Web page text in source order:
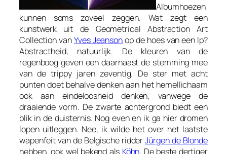
Albumhoezen
kunnen soms zoveel zeggen. Wat zegt een
kunstwerk uit de Geometrical Abstraction Art
Collection vanYves Jeansonop de hoes van een lp?
Abstractheid, natuurlijk. De kleuren van de
regenboog geven een daarnaast de stemming mee
van de trippy jaren zeventig. De ster met acht
punten doet behalve denken aan het hemellichaam
ook aan eindeloosheid denken, vanwege de
draaiende vorm. De zwarte achtergrond biedt een
blik in de duisternis. Nog even en ik ga hier dromen
lopen uitleggen. Nee, ik wilde het over het laatste
wapenfeit van de Belgische ridderJürgen de Blonde
hebben, ook wel bekend als Köhn. De beste dertiger